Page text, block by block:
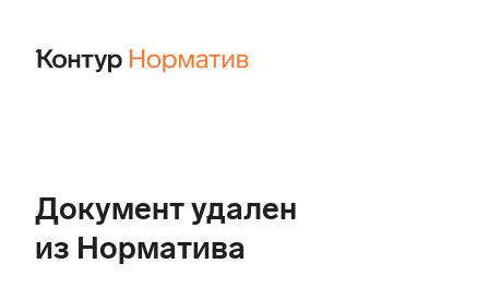
Документ удален
из Норматива